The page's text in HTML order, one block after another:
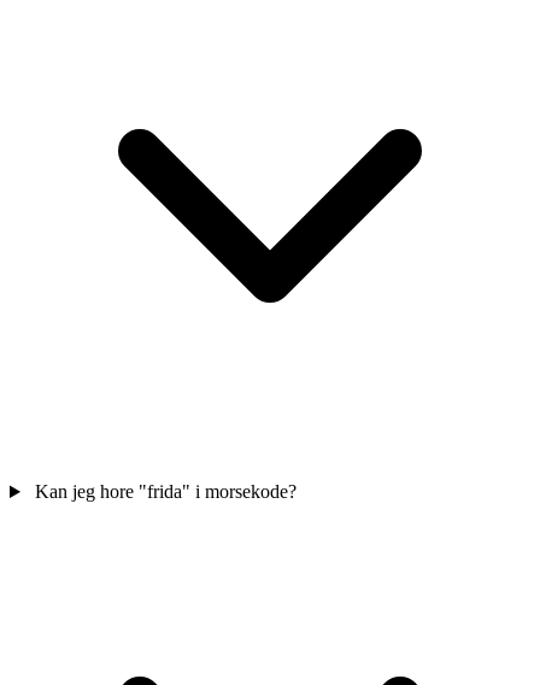
Kan jeg hore "frida" i morsekode?